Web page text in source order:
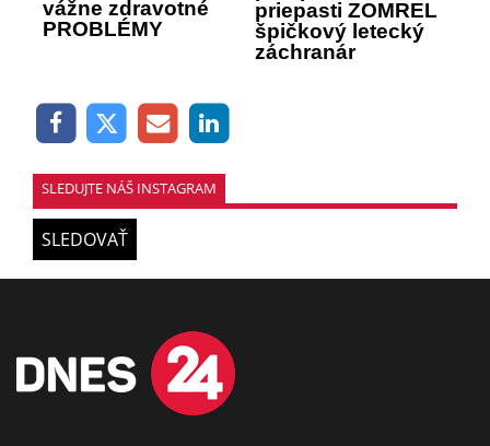
vážne zdravotné
PROBLÉMY
priepasti ZOMREL
špičkový letecký
záchranár
SLEDUJTE NÁŠ INSTAGRAM
SLEDOVAŤ